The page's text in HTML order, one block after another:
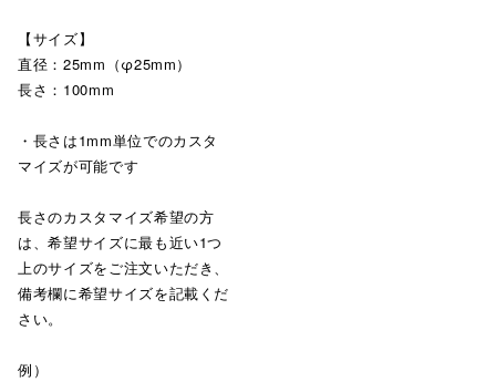
【サイズ】
直径：25mm（φ25mm）
長さ：100mm
・長さは1mm単位でのカスタ
マイズが可能です
長さのカスタマイズ希望の方
は、希望サイズに最も近い1つ
上のサイズをご注文いただき、
備考欄に希望サイズを記載くだ
さい。
例）